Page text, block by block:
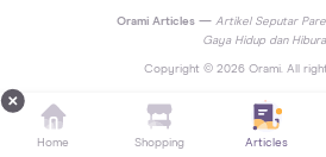
Orami Articles — Artikel Seputar
Gaya Hidup dan
Copyright © 2026Orami. All
Home Shopping Articles